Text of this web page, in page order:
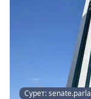
Сурет: